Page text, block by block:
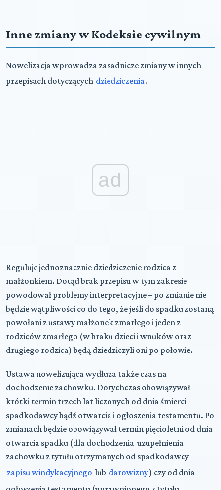
Inne zmiany w Kodeksie cywilnym
Nowelizacja wprowadza zasadnicze zmiany w innych
przepisach dotyczących dziedziczenia .
ad
Reguluje jednoznacznie dziedziczenie rodzica z
małżonkiem. Dotąd brak przepisu w tym zakresie
powodował problemy interpretacyjne – po zmianie nie
będzie wątpliwości co do tego, że jeśli do spadku zostaną
powołani z ustawy małżonek zmarłego i jeden z
rodziców zmarłego (w braku dzieci i wnuków oraz
drugiego rodzica) będą dziedziczyli oni po połowie.
Ustawa nowelizująca wydłuża także czas na
dochodzenie zachowku. Dotychczas obowiązywał
krótki termin trzech lat liczonych od dnia śmierci
spadkodawcy bądź otwarcia i ogłoszenia testamentu. Po
zmianach będzie obowiązywał termin pięcioletni od dnia
otwarcia spadku (dla dochodzenia uzupełnienia
zachowku z tytułu otrzymanych od spadkodawcy
zapisu windykacyjnego lub darowizny) czy od dnia